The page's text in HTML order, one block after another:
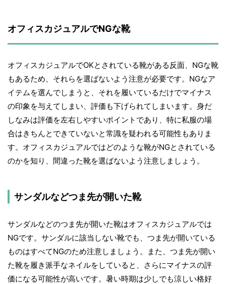
オフィスカジュアルでNGな靴
オフィスカジュアルでOKとされている靴がある反面、NGな靴
もあるため、それらを選ばないよう注意が必要です。NGなア
イテムを選んでしまうと、それを履いているだけでマイナス
の印象を与えてしまい、評価も下げられてしまいます。身だ
しなみは評価を左右しやすいポイントであり、特に私服の場
合はきちんとできていないと常識を疑われる可能性もありま
す。オフィスカジュアルではどのような靴がNGとされている
のかを知り、間違った靴を選ばないよう注意しましょう。
サンダルなどつま先が開いた靴
サンダルなどのつま先が開いた靴はオフィスカジュアルでは
NGです。サンダルに該当しない靴でも、つま先が開いている
ものはすべてNGのため注意しましょう。また、つま先が開い
た靴を履き派手なネイルをしていると、さらにマイナスの評
価になる可能性が高いです。暑い時期は少しでも涼しい格好